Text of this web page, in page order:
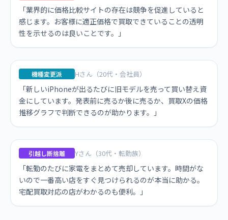
「業界的に価格比較サイトの存在は競争を促進していると
感じます。お客様に適正価格で買取できていることの透明
性を示せるのは良いことです。」
機種変更派 Hさん（20代・会社員）
「新しいiPhoneが出るたびに旧モデルを売って買い替え資
金にしています。発表前に売るか後に売るか、買取Xの価格
推移グラフで判断できるのが助かります。」
引越し断捨離 Yさん（30代・転勤族）
「転勤のたびに家電をまとめて売却しています。時間がな
いので一番高い店をすぐ見つけられるのが本当に助かる。
宅配買取対応の店がわかるのも便利。」